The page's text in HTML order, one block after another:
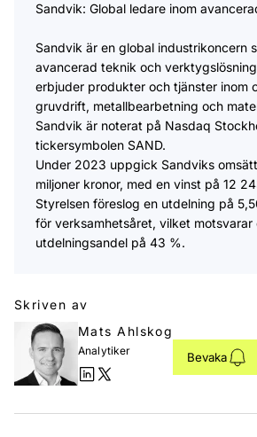
Sandvik: Global ledare inom
Sandvik är en global industrikoncern
avancerad teknik och
erbjuder produkter och tjänster inom
gruvdrift, metallbearbetning och
Sandvik är noterat på Nasdaq
tickersymbolen SAND.​
Under 2023 uppgick Sandviks
miljoner kronor, med en vinst på 12
Styrelsen föreslog en utdelning på
för verksamhetsåret, vilket motsvarar
utdelningsandel på 43 %.
Skriven av
Mats Ahlskog
Analytiker Bevaka